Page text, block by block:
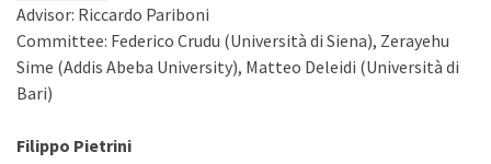
Advisor: Riccardo Pariboni
Committee: Federico Crudu (Università di Siena), Zerayehu
Sime (Addis Abeba University), Matteo Deleidi (Università di
Bari)
Filippo Pietrini